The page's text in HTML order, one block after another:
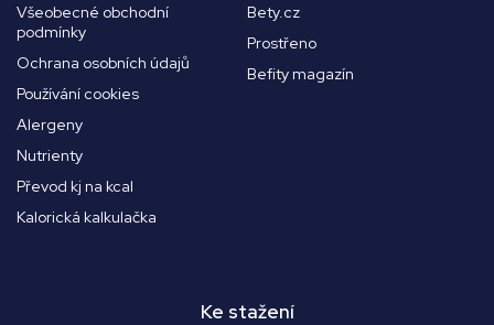
Všeobecné obchodní
podmínky
Ochrana osobních údajů
Používání cookies
Alergeny
Nutrienty
Převod kj na kcal
Kalorická kalkulačka
Bety.cz
Prostřeno
Befity magazín
Ke stažení